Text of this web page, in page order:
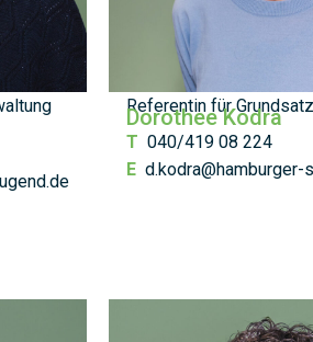
Referentin für
Dorothee Kodra
T 040/419 08 224
E d.kodra@hamburger-